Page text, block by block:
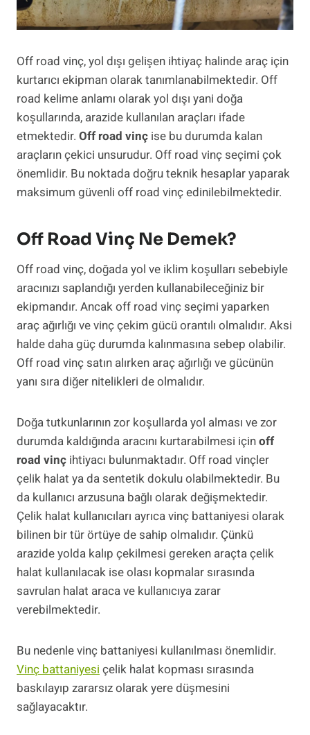
Off road vinç, yol dışı gelişen ihtiyaç halinde araç için
kurtarıcı ekipman olarak tanımlanabilmektedir. Off
road kelime anlamı olarak yol dışı yani doğa
koşullarında, arazide kullanılan araçları ifade
etmektedir. Off road vinç ise bu durumda kalan
araçların çekici unsurudur. Off road vinç seçimi çok
önemlidir. Bu noktada doğru teknik hesaplar yaparak
maksimum güvenli off road vinç edinilebilmektedir.
Off Road Vinç Ne Demek?
Off road vinç, doğada yol ve iklim koşulları sebebiyle
aracınızı saplandığı yerden kullanabileceğiniz bir
ekipmandır. Ancak off road vinç seçimi yaparken
araç ağırlığı ve vinç çekim gücü orantılı olmalıdır. Aksi
halde daha güç durumda kalınmasına sebep olabilir.
Off road vinç satın alırken araç ağırlığı ve gücünün
yanı sıra diğer nitelikleri de olmalıdır.
Doğa tutkunlarının zor koşullarda yol alması ve zor
durumda kaldığında aracını kurtarabilmesi içinoff
road vinç ihtiyacı bulunmaktadır. Off road vinçler
çelik halat ya da sentetik dokulu olabilmektedir. Bu
da kullanıcı arzusuna bağlı olarak değişmektedir.
Çelik halat kullanıcıları ayrıca vinç battaniyesi olarak
bilinen bir tür örtüye de sahip olmalıdır. Çünkü
arazide yolda kalıp çekilmesi gereken araçta çelik
halat kullanılacak ise olası kopmalar sırasında
savrulan halat araca ve kullanıcıya zarar
verebilmektedir.
Bu nedenle vinç battaniyesi kullanılması önemlidir.
Vinç battaniyesiçelik halat kopması sırasında
baskılayıp zararsız olarak yere düşmesini
sağlayacaktır.